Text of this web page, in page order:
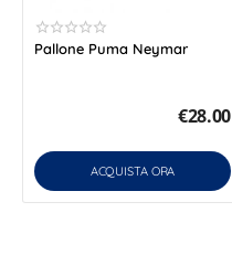
Pallone Puma Neymar
€28.00
ACQUISTA ORA